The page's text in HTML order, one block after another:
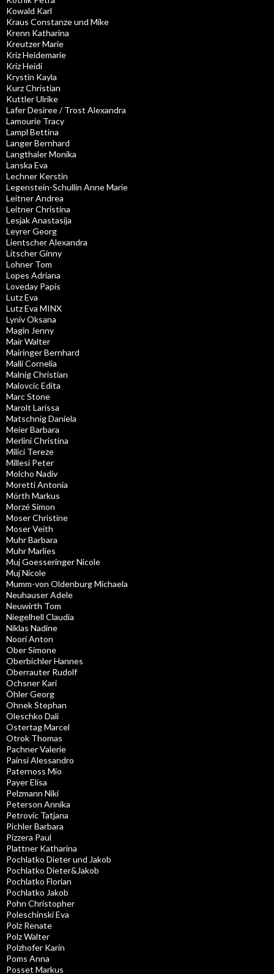
Kowald Karl
Kraus Constanze und Mike
Krenn Katharina
Kreutzer Marie
Kriz Heidemarie
Kriz Heidi
Krystin Kayla
Kurz Christian
Kuttler Ulrike
Lafer Desiree / Trost Alexandra
Lamourie Tracy
Lampl Bettina
Langer Bernhard
Langthaler Monika
Lanska Eva
Lechner Kerstin
Legenstein-Schullin Anne Marie
Leitner Andrea
Leitner Christina
Lesjak Anastasija
Leyrer Georg
Lientscher Alexandra
Litscher Ginny
Lohner Tom
Lopes Adriana
Loveday Papis
Lutz Eva
Lutz Eva MINX
Lyniv Oksana
Magin Jenny
Mair Walter
Mairinger Bernhard
Malli Cornelia
Malnig Christian
Malovcic Edita
Marc Stone
Marolt Larissa
Matschnig Daniela
Meier Barbara
Merlini Christina
Milici Tereze
Millesi Peter
Molcho Nadiv
Moretti Antonia
Mörth Markus
Morzé Simon
Moser Christine
Moser Veith
Muhr Barbara
Muhr Marlies
Muj Goesseringer Nicole
Muj Nicole
Mumm-von Oldenburg Michaela
Neuhauser Adele
Neuwirth Tom
Niegelhell Claudia
Niklas Nadine
Noori Anton
Ober Simone
Oberbichler Hannes
Oberrauter Rudolf
Ochsner Kari
Öhler Georg
Ohnek Stephan
Oleschko Dali
Ostertag Marcel
Otrok Thomas
Pachner Valerie
Painsi Alessandro
Paternoss Mio
Payer Elisa
Pelzmann Niki
Peterson Annika
Petrovic Tatjana
Pichler Barbara
Pizzera Paul
Plattner Katharina
Pochlatko Dieter und Jakob
Pochlatko Dieter&Jakob
Pochlatko Florian
Pochlatko Jakob
Pohn Christopher
Poleschinski Eva
Polz Renate
Polz Walter
Polzhofer Karin
Poms Anna
Posset Markus